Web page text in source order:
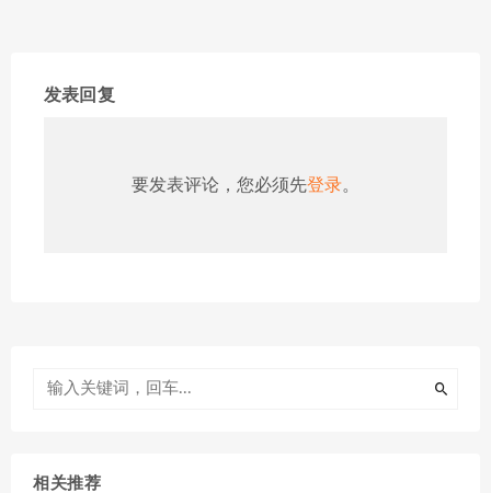
发表回复
要发表评论，您必须先登录。
相关推荐